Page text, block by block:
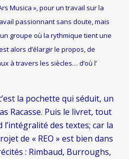
Musica », pour un travail sur la
passionnant sans doute, mais
groupe où la rythmique tient une
alors d’élargir le propos, de
à travers les siècles… d’où l’
la pochette qui séduit, un
Racasse. Puis le livret, tout
des textes; car la
de « REO » est bien dans
: Rimbaud, Burroughs,